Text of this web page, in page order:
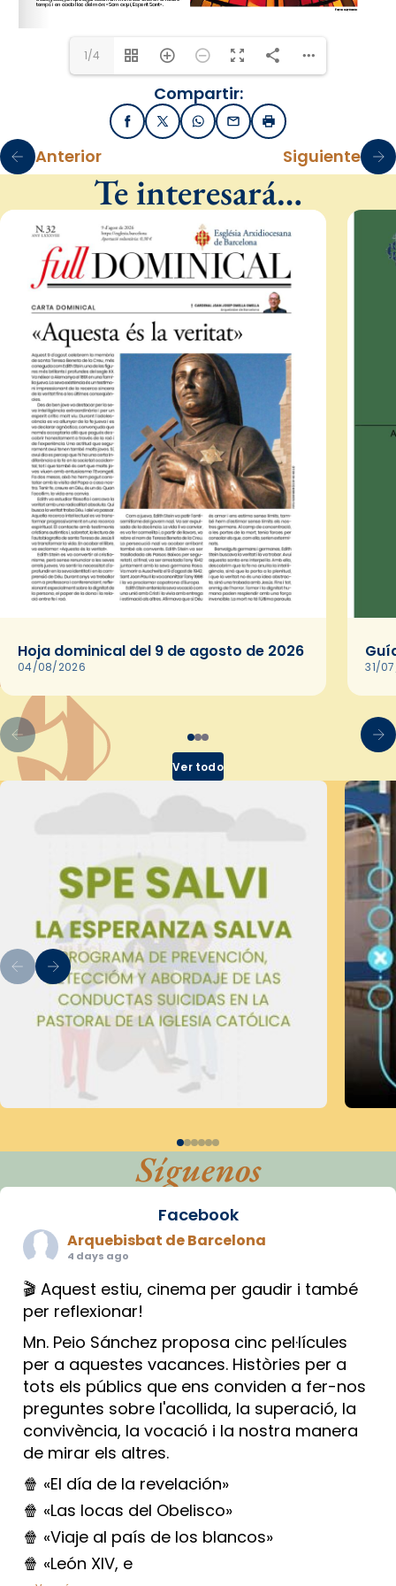
1/4
Compartir:
FacebookX / TwitterWhatsApp
EmailImprimir
Anterior Siguiente
Te interesará…
Hoja dominical del 9 de agosto de 2026
04/08/2026 31/
Ver todo
Síguenos
Facebook
Arquebisbat de Barcelona
4 days ago
🎬 Aquest estiu, cinema per gaudir i també
per reflexionar!
Mn. Peio Sánchez proposa cinc pel·lícules
per a aquestes vacances. Històries per a
tots els públics que ens conviden a fer-nos
preguntes sobre l'acollida, la superació, la
convivència, la vocació i la nostra manera
de mirar els altres.
🍿 «El día de la revelación»
🍿 «Las locas del Obelisco»
🍿 «Viaje al país de los blancos»
🍿 «León XIV, e